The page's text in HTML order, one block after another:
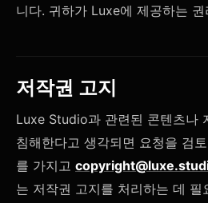
니다. 귀하가 Luxe에 제공하는
저작권 고지
Luxe Studio과 관련된 콘텐츠나
침해한다고 생각되면 요청을 검
를 가지고
는 저작권 고지를 처리하는 데